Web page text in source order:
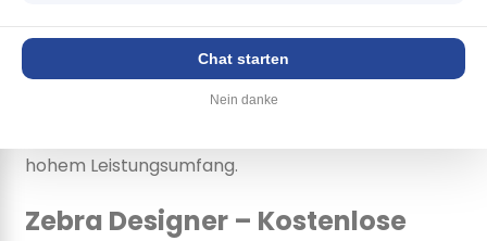
Zubehör an deine Anwendung an.
Mit den Desktop‑Etikettendruckern aus dem Hause
Zebra bieten wir dir platzsparende,
hohem Leistungsumfang.
Zebra Designer – Kostenlose
Chat starten
Nein danke